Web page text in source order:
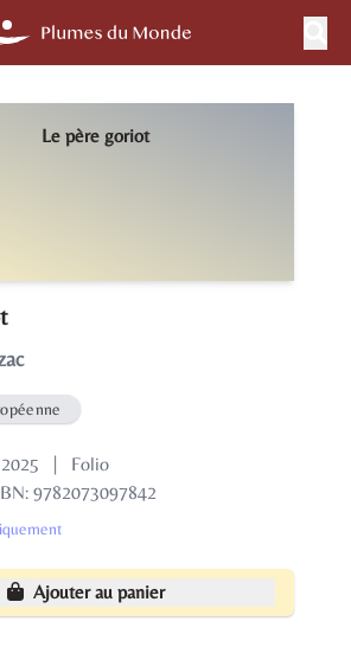
|
Folio
9782073097842
Ajouter au panier